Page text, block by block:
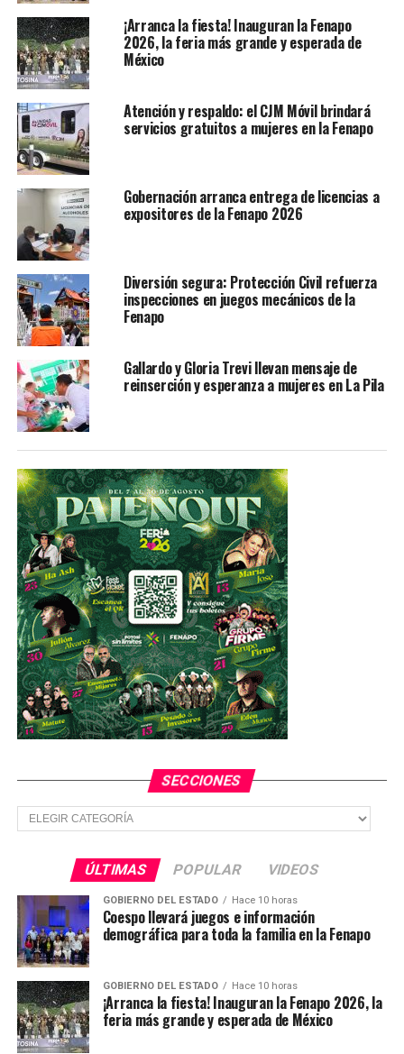
YA VIENE
Chocan tráileres y se incendian en la carretera a
Zacatecas
NO TE PIERDAS
Se comprometen autoridades al rescate ecológico del
Río Paisanos
¡Arranca la fiesta! Inauguran la Fenapo
2026, la feria más grande y esperada de
México
Atención y respaldo: el CJM Móvil brindará
servicios gratuitos a mujeres en la Fenapo
Gobernación arranca entrega de licencias a
expositores de la Fenapo 2026
Diversión segura: Protección Civil refuerza
inspecciones en juegos mecánicos de la
Fenapo
Gallardo y Gloria Trevi llevan mensaje de
reinserción y esperanza a mujeres en La Pila
SECCIONES
Secciones
ÚLTIMAS POPULAR VIDEOS
GOBIERNO DEL ESTADO Hace 10 horas
Coespo llevará juegos e información
demográfica para toda la familia en la Fenapo
GOBIERNO DEL ESTADO Hace 10 horas
¡Arranca la fiesta! Inauguran la Fenapo 2026, la
feria más grande y esperada de México